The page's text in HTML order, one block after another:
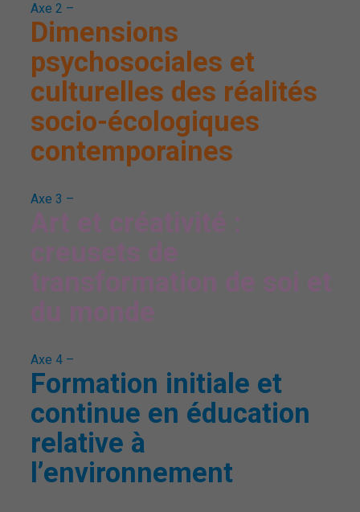
Axe 2 –
Dimensions
psychosociales et
culturelles des réalités
socio-écologiques
contemporaines
Axe 3 –
Axe 4 –
Formation initiale et
continue en éducation
relative à
l’environnement